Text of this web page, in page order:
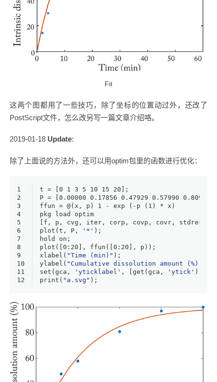
Fit
这两个图都用了一些技巧，除了坐标的位置动过外，还改了
PostScript文件，怎么改另写一篇文章介绍咯。
2019-01-18 Update:
除了上面说的方法外，还可以用optim包里的函数进行优化：
1
2
3
4
5
6
7
8
9
10
11
12
t = [ 0 1 3 5 10 15 20 ];
P = [ 0.00000 0.17856 0.47929 0.57990 0.80975
ffun = @(x, p) 1 - exp (-p ( 1 ) * x)
pkg load optim
[f, p, cvg, iter, corp, covp, covr,
plot (t, P, '*' );
hold
on;
plot ([ 0 : 20 ], ffun([ 0 : 20 ], p));
xlabel( "Time (min)" );
ylabel( "Cumulative dissolution amount (%)"
set(gca,
'yticklabel' , [get(gca, 'ytick' ) *
print( "a.svg" );